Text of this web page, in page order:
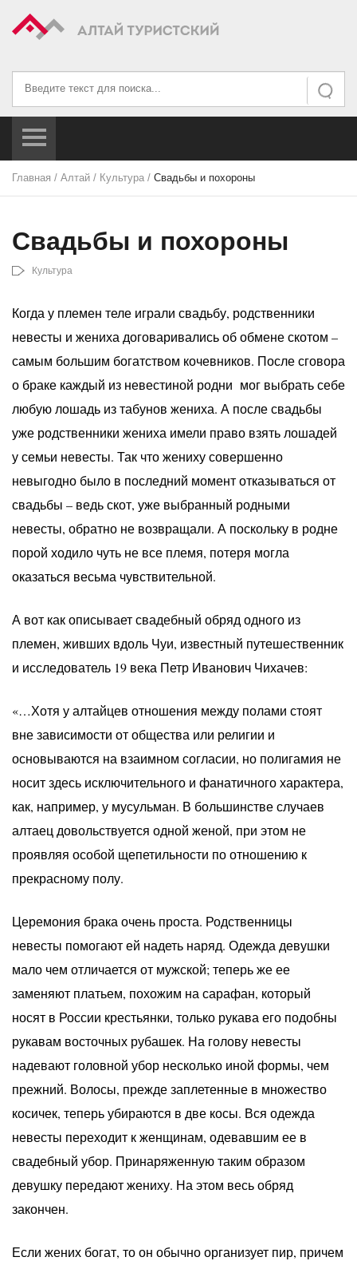
Искать
Искать...
Главная / Алтай / Культура / Свадьбы и похороны
Свадьбы и похороны
Культура
Когда у племен теле играли свадьбу, родственники
невесты и жениха договаривались об обмене скотом –
самым большим богатством кочевников. После сговора
о браке каждый из невестиной родни мог выбрать себе
любую лошадь из табунов жениха. А после свадьбы
уже родственники жениха имели право взять лошадей
у семьи невесты. Так что жениху совершенно
невыгодно было в последний момент отказываться от
свадьбы – ведь скот, уже выбранный родными
невесты, обратно не возвращали. А поскольку в родне
порой ходило чуть не все племя, потеря могла
оказаться весьма чувствительной.
А вот как описывает свадебный обряд одного из
племен, живших вдоль Чуи, известный путешественник
и исследователь 19 века Петр Иванович Чихачев:
«…Хотя у алтайцев отношения между полами стоят
вне зависимости от общества или религии и
основываются на взаимном согласии, но полигамия не
носит здесь исключительного и фанатичного характера,
как, например, у мусульман. В большинстве случаев
алтаец довольствуется одной женой, при этом не
проявляя особой щепетильности по отношению к
прекрасному полу.
Церемония брака очень проста. Родственницы
невесты помогают ей надеть наряд. Одежда девушки
мало чем отличается от мужской; теперь же ее
заменяют платьем, похожим на сарафан, который
носят в России крестьянки, только рукава его подобны
рукавам восточных рубашек. На голову невесты
надевают головной убор несколько иной формы, чем
прежний. Волосы, прежде заплетенные в множество
косичек, теперь убираются в две косы. Вся одежда
невесты переходит к женщинам, одевавшим ее в
свадебный убор. Принаряженную таким образом
девушку передают жениху. На этом весь обряд
закончен.
Если жених богат, то он обычно организует пир, причем